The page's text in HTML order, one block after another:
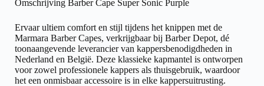
Omschrijving Barber Cape Super Sonic Purple
Ervaar ultiem comfort en stijl tijdens het knippen met de
Marmara Barber Capes, verkrijgbaar bij Barber Depot, dé
toonaangevende leverancier van kappersbenodigdheden in
Nederland en België. Deze klassieke kapmantel is ontworpen
voor zowel professionele kappers als thuisgebruik, waardoor
het een onmisbaar accessoire is in elke kappersuitrusting.